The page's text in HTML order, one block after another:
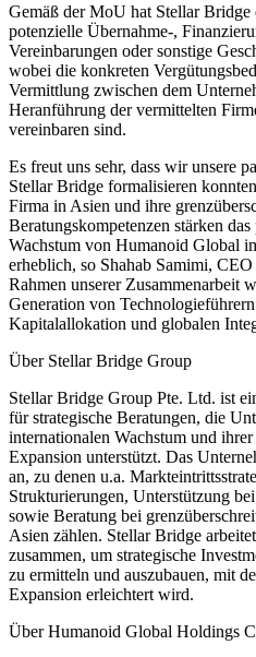
Gemäß der MoU hat Stellar
potenzielle Übernahme-,
Vereinbarungen oder sonstige
wobei die konkreten
Vermittlung zwischen dem
Heranführung der vermittelten
vereinbaren sind.
Es freut uns sehr, dass wir unsere
Stellar Bridge formalisieren
Firma in Asien und ihre
Beratungskompetenzen stärken
Wachstum von Humanoid Global
erheblich, so Shahab Samimi,
Rahmen unserer Zusammenarbeit
Generation von
Kapitalallokation und globalen
Über Stellar Bridge Group
Stellar Bridge Group Pte. Ltd. ist
für strategische Beratungen, die
internationalen Wachstum und
Expansion unterstützt. Das
an, zu denen u.a.
Strukturierungen, Unterstützung
sowie Beratung bei
Asien zählen. Stellar Bridge
zusammen, um strategische
zu ermitteln und auszubauen, mit
Expansion erleichtert wird.
Über Humanoid Global Holdings